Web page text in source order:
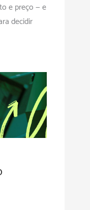
e preço — e
decidir